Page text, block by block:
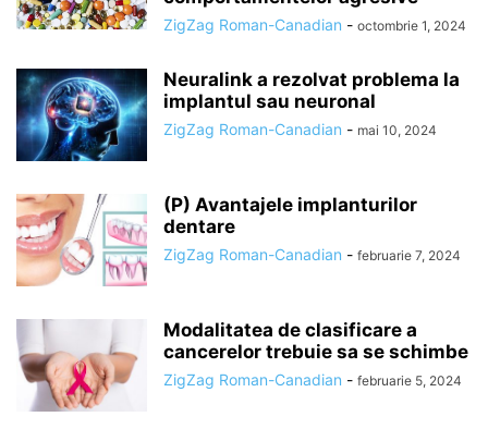
ZigZag Roman-Canadian - octombrie 1, 2024
Neuralink a rezolvat problema la
implantul sau neuronal
ZigZag Roman-Canadian - mai 10, 2024
(P) Avantajele implanturilor
dentare
ZigZag Roman-Canadian - februarie 7, 2024
Modalitatea de clasificare a
cancerelor trebuie sa se schimbe
ZigZag Roman-Canadian - februarie 5, 2024